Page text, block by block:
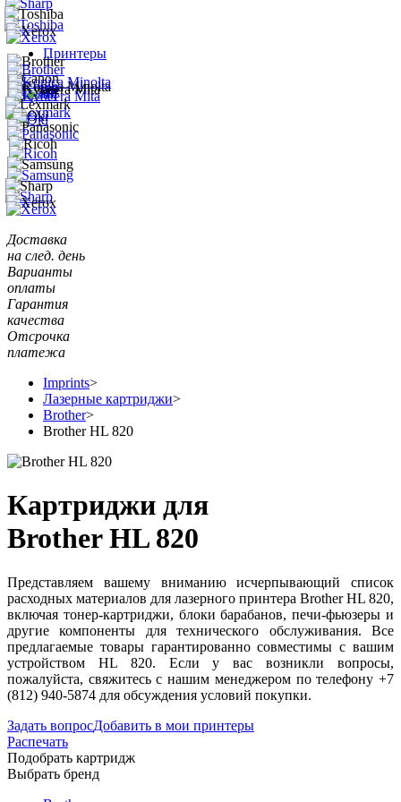
Принтеры
Доставка
на след. день
Варианты
оплаты
Гарантия
качества
Отсрочка
платежа
Imprints>
Лазерные картриджи>
Brother>
Brother HL 820
Картриджи для
Brother HL 820
Представляем вашему вниманию исчерпывающий список
расходных материалов для лазерного принтера Brother HL 820,
включая тонер-картриджи, блоки барабанов, печи-фьюзеры и
другие компоненты для технического обслуживания. Все
предлагаемые товары гарантированно совместимы с вашим
устройством HL 820. Если у вас возникли вопросы,
пожалуйста, свяжитесь с нашим менеджером по телефону +7
(812) 940-5874 для обсуждения условий покупки.
Задать вопросДобавить в мои принтеры
Распечать
Подобрать картридж
Выбрать бренд